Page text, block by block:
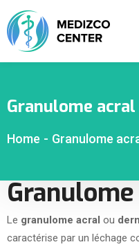
Granulome acral
Home - Granulome
Le granulome acral ou
caractérise par un léchage